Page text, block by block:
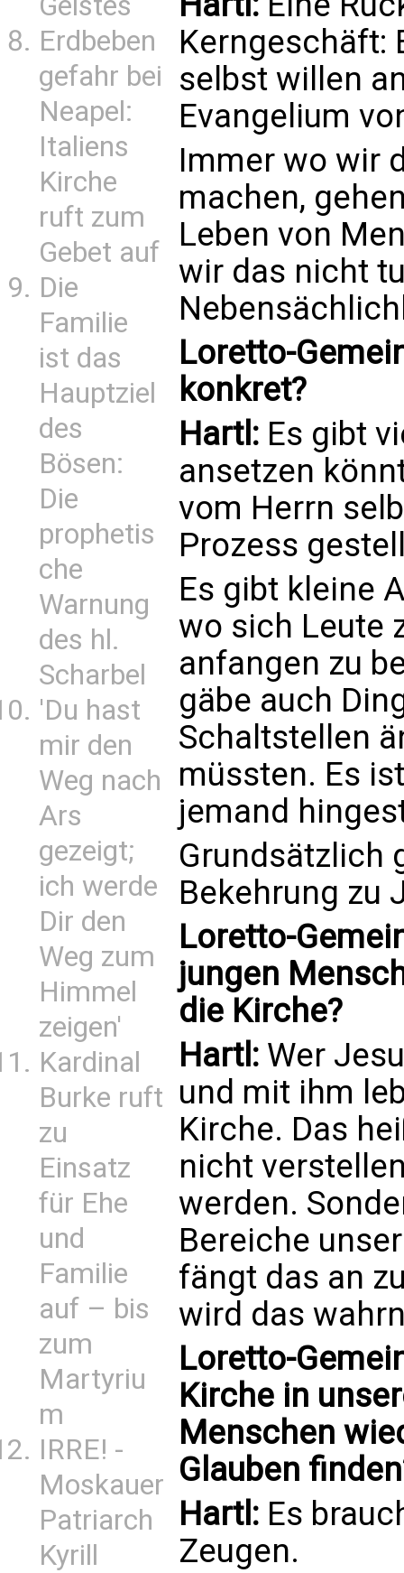
Erdbeben
gefahr bei
Neapel:
Italiens
Kirche
ruft zum
Gebet auf
Die
Familie
ist das
Hauptziel
des
Bösen:
Die
prophetis
che
Warnung
des hl.
Scharbel
'Du hast
mir den
Weg nach
Ars
gezeigt;
ich werde
Dir den
Weg zum
Himmel
zeigen'
Kardinal
Burke ruft
zu
Einsatz
für Ehe
und
Familie
auf – bis
zum
Martyriu
m
IRRE! -
Moskauer
Patriarch
Kyrill
Kerngeschäft:
selbst willen
Evangelium
Immer wo wir
machen,
Leben von
wir das nicht
Loretto-
konkret?
Hartl: Es gibt
ansetzen
vom Herrn
Prozess
Es gibt kleine
wo sich Leute
anfangen zu
gäbe auch
Schaltstellen
müssten. Es
jemand
Grundsätzlich
Bekehrung zu
Loretto-
jungen
die Kirche?
Hartl: Wer
und mit ihm
Kirche. Das
nicht
werden.
Bereiche
fängt das an
wird das
Loretto-
Kirche in
Menschen
Glauben
Hartl: Es
Zeugen.